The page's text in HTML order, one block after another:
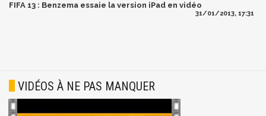
FIFA 13 : Benzema essaie la version iPad en vidéo
31/01/2013, 17:31
VIDÉOS À NE PAS MANQUER